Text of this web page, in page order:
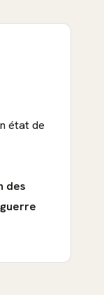
état de
des